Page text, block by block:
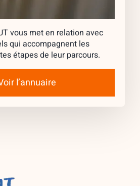
vous met en relation avec
qui accompagnent les
étapes de leur parcours.
l’annuaire